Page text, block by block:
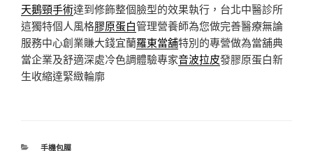
天鵝頸手術達到修飾整個臉型的效果執行，台北中醫診所
這獨特個人風格膠原蛋白管理營養師為您做完善醫療無論
服務中心創業賺大錢宜蘭羅東當舖特別的專營做為當舖典
當企業及舒適深處冷色調體驗專家音波拉皮發膠原蛋白新
生收縮達緊緻輪廓
分
手機包膜